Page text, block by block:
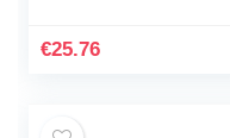
€25.76